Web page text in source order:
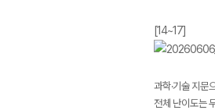
[14~17]
과학·기술 지문
전체 난이도는